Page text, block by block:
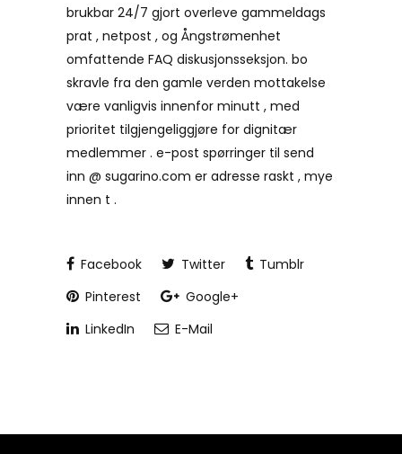
brukbar 24/7 gjort overleve gammeldags
prat , netpost , og Ångstrømenhet
omfattende FAQ diskusjonsseksjon. bo
skravle fra den gamle verden mottakelse
være vanligvis innenfor minutt , med
prioritet tilgjengeliggjøre for dignitær
medlemmer . e-post spørringer ​​til send
inn @ sugarino.com er adresse raskt , mye
innen t .
Facebook Twitter
Tumblr
Pinterest
Google+
LinkedIn
E-Mail